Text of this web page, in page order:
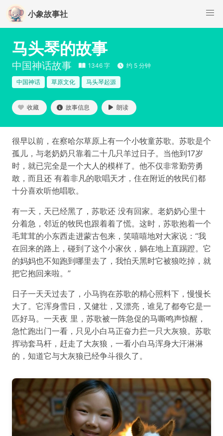
小象故事社
马头琴的故事
中国神话故事 1346 字 约 5 分钟
中国神话 草原文化 马头琴起源
收藏 故事信息 朗读
很早以前，在察哈尔草原上有一个小牧童苏歌。苏歌是个
孤儿，与老奶奶只靠着二十几只羊过日子。当他到17岁
时，就已完全是一个大人的模样了。他不仅非常勤劳勇
敢，而且还 有着非凡的歌唱天才，住在附近的牧民们都
十分喜欢听他唱歌。
有一天，天已经黑了，苏歌还 没有回家。老奶奶心里十
分着急，邻近的牧民也跟着着了慌。这时，苏歌抱着一个
毛茸茸的小东西走进蒙古包来，笑嘻嘻地对大家说：“我
在回来的路上，碰到了这个小家伙，躺在地上直踢蹬。它
的妈妈也不知跑到哪里去了，我怕天黑时它被狼吃掉，就
把它抱回来啦。”
日子一天天过去了，小马驹在苏歌的精心照料下，慢慢长
大了。它浑身雪日，又健壮，又漂亮，谁见了都夸它是一
匹好马。一天夜 里，苏歌被一阵急促的马嘶鸣声惊醒，
急忙跑出门一看，只见小白马正奋力拦一只大灰狼。苏歌
挥动套马杆，赶走了大灰狼，一看小白马浑身大汗淋淋
的，知道它与大灰狼已经争斗很久了。